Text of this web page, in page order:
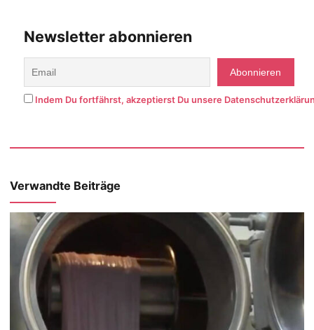
Newsletter abonnieren
Indem Du fortfährst, akzeptierst Du unsere
Verwandte Beiträge